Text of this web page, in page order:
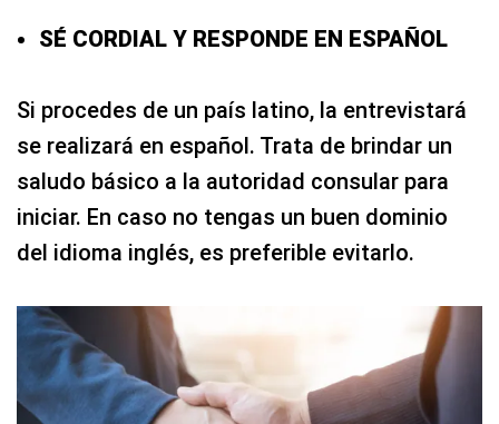
SÉ CORDIAL Y RESPONDE EN ESPAÑOL
Si procedes de un país latino, la entrevistará
se realizará en español. Trata de brindar un
saludo básico a la autoridad consular para
iniciar. En caso no tengas un buen dominio
del idioma inglés, es preferible evitarlo.